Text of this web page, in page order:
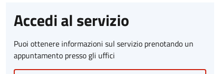
Accedi al servizio
Puoi ottenere informazioni sul servizio prenotando un
appuntamento presso gli uffici